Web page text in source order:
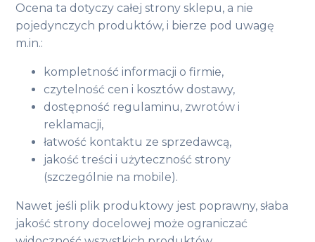
Ocena ta dotyczy całej strony sklepu, a nie
pojedynczych produktów, i bierze pod uwagę
m.in.:
kompletność informacji o firmie,
czytelność cen i kosztów dostawy,
dostępność regulaminu, zwrotów i
reklamacji,
łatwość kontaktu ze sprzedawcą,
jakość treści i użyteczność strony
(szczególnie na mobile).
Nawet jeśli plik produktowy jest poprawny, słaba
jakość strony docelowej może ograniczać